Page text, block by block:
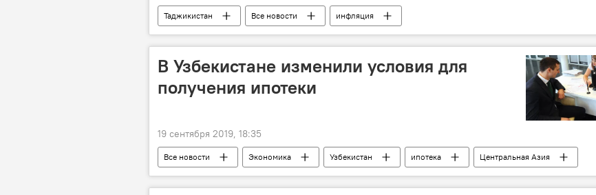
Таджикистан Все новости инфляция
В Узбекистане изменили условия для
получения ипотеки
19 сентября 2019, 18:35
Все новости Экономика Узбекистан ипотека Центральная Азия